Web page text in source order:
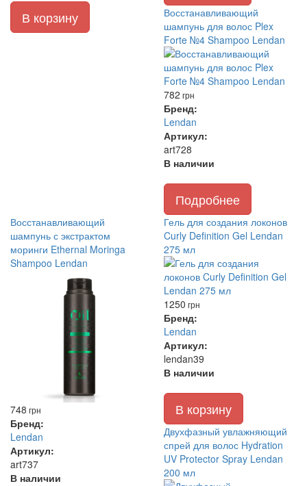
В корзину
Восстанавливающий
шампунь для волос Plex
Forte №4 Shampoo Lendan
782 грн
Бренд:
Lendan
Артикул:
art728
В наличии
Подробнее
Восстанавливающий
шампунь с экстрактом
моринги Ethernal Moringa
Shampoo Lendan
748 грн
Бренд:
Lendan
Артикул:
art737
В наличии
Гель для создания локонов
Curly Definition Gel Lendan
275 мл
1250 грн
Бренд:
Lendan
Артикул:
lendan39
В наличии
В корзину
Двухфазный увлажняющий
спрей для волос Hydration
UV Protector Spray Lendan
200 мл